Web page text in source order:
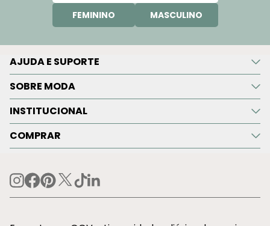
FEMININO MASCULINO
AJUDA E SUPORTE
SOBRE MODA
INSTITUCIONAL
COMPRAR